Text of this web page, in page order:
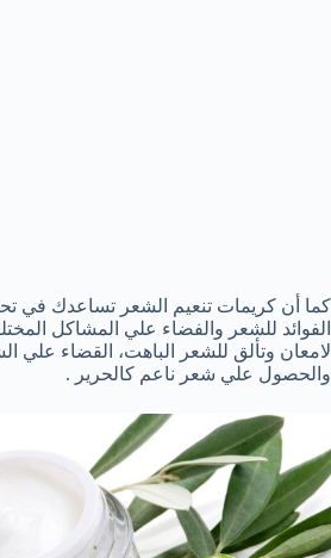
كما أن كريمات تنعيم الشعر تساعدك في
الفوائد للشعر والفضاء علي المشاكل
لامعان وتألق للشعر الباهت، القضاء علي
والحصول علي شعر ناعم كالحرير .